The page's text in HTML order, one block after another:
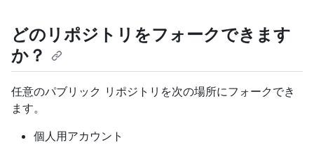
どのリポジトリをフォークできます
か？
任意のパブリック リポジトリを次の場所にフォークでき
ます。
個人用アカウント